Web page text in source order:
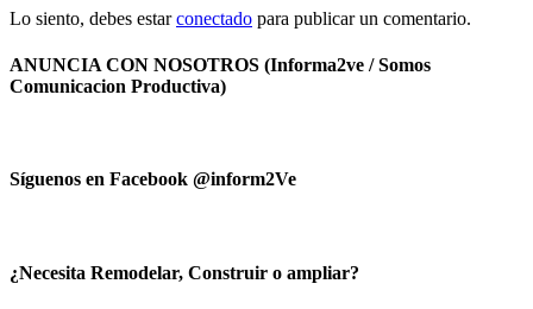
Lo siento, debes estarconectado para publicar un comentario.
ANUNCIA CON NOSOTROS (Informa2ve / Somos
Comunicacion Productiva)
Síguenos en Facebook @inform2Ve
¿Necesita Remodelar, Construir o ampliar?